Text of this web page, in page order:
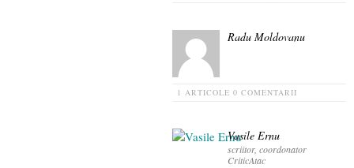
Radu Moldovanu
1 ARTICOLE 0 COMENTARII
Vasile Ernu
scriitor, coordonator
CriticAtac